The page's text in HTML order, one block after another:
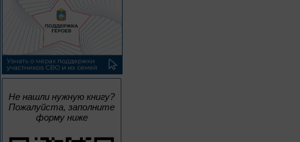
Не нашли нужную книгу?
Пожалуйста, заполните
форму ниже